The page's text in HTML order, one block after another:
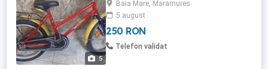
5
Baia Mare, Maramures
5 august
250 RON
Telefon validat